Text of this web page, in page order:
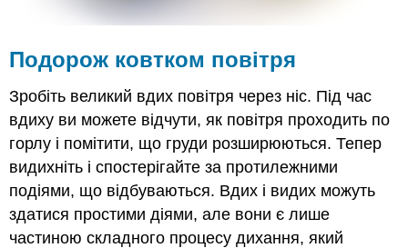
Подорож ковтком повітря
Зробіть великий вдих повітря через ніс. Під час
вдиху ви можете відчути, як повітря проходить по
горлу і помітити, що груди розширюються. Тепер
видихніть і спостерігайте за протилежними
подіями, що відбуваються. Вдих і видих можуть
здатися простими діями, але вони є лише
частиною складного процесу дихання, який